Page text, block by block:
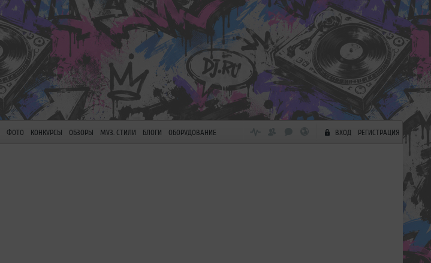
ФОТО КОНКУРСЫ ОБЗОРЫ МУЗ. СТИЛИ БЛОГИ ОБОРУДОВАНИЕ ВХОД РЕГИСТРАЦИЯ